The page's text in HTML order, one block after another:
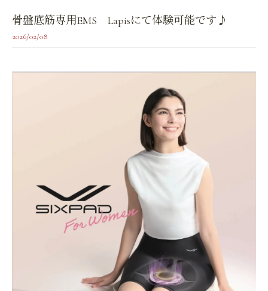
骨盤底筋専用EMS Lapisにて体験可能です♪
2026/02/08